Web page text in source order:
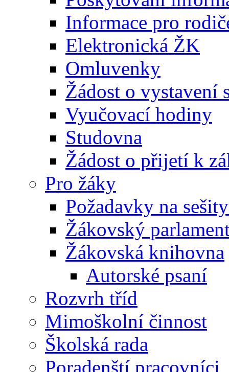
Informace pro
Elektronická ŽK
Omluvenky
Žádost o vystavení
Vyučovací hodiny
Studovna
Žádost o přijetí k
Pro žáky
Požadavky na
Žákovský
Žákovská knihovna
Autorské psaní
Rozvrh tříd
Mimoškolní činnost
Školská rada
Poradenští pracovníci